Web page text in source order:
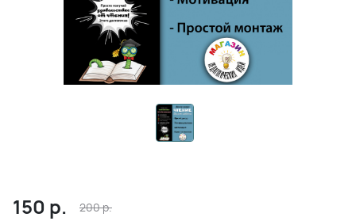
150 р. 200р.